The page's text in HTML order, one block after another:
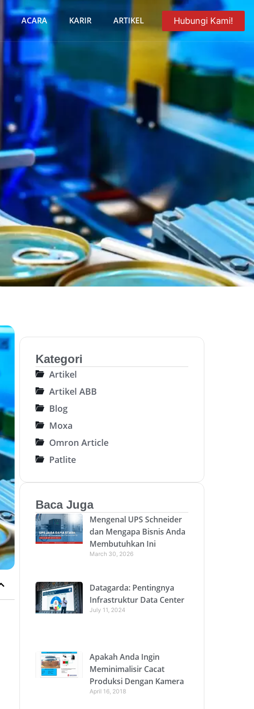
ACARA KARIR ARTIKEL Hubungi Kami!
Kategori
Artikel
Artikel ABB
Blog
Moxa
Omron Article
Patlite
Baca Juga
Mengenal UPS Schneider
dan Mengapa Bisnis Anda
Membutuhkan Ini
March 30, 2026
Datagarda: Pentingnya
Infrastruktur Data Center
July 11, 2024
Apakah Anda Ingin
Meminimalisir Cacat
Produksi Dengan Kamera
April 16, 2018